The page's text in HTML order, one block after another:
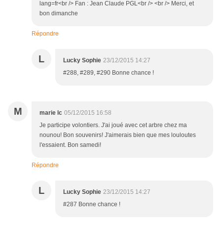
lang=fr<br /> Fan : Jean Claude PGL<br /> <br /> Merci, et
bon dimanche
Répondre
L Lucky Sophie 23/12/2015 14:27
#288, #289, #290 Bonne chance !
M marie lc 05/12/2015 16:58
Je participe volontiers. J'ai joué avec cet arbre chez ma
nounou! Bon souvenirs! J'aimerais bien que mes louloutes
l'essaient. Bon samedi!
Répondre
L Lucky Sophie 23/12/2015 14:27
#287 Bonne chance !